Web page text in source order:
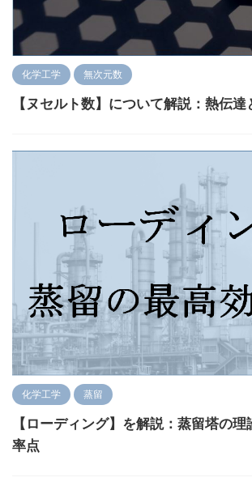
化学工学 無次元数
【ヌセルト数】について解説：熱伝
化学工学 蒸留
【ローディング】を解説：蒸留塔の
率点